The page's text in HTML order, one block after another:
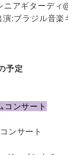
ギターディ
ラジル音楽
予定
ンサート
ンサート